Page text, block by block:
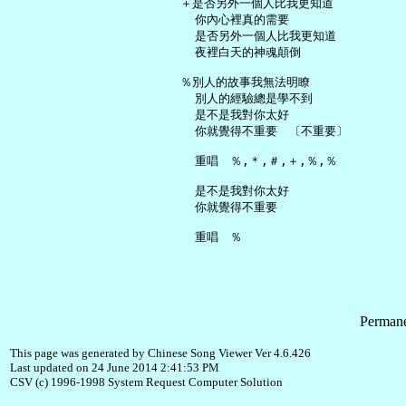
   ＋是否另外一個人比我更知道
     你內心裡真的需要
     是否另外一個人比我更知道
     夜裡白天的神魂顛倒
   ％別人的故事我無法明瞭
     別人的經驗總是學不到
     是不是我對你太好
     你就覺得不重要　〔不重要〕
     重唱　％,＊,＃,＋,％,％
     是不是我對你太好
     你就覺得不重要
This page was generated by Chinese Song Viewer Ver 4.6.426
Last updated on 24 June 2014 2:41:53 PM
CSV (c) 1996-1998 System Request Computer Solution